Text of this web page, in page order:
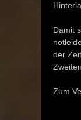
Damit
der
Zum